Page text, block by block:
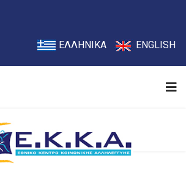
ΕΛΛΗΝΙΚΑ ENGLISH